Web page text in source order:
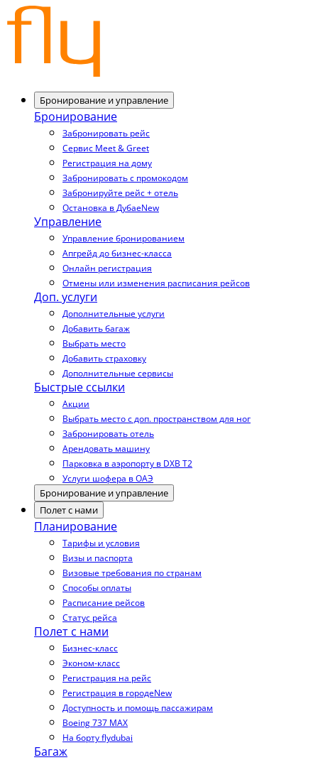
Бронирование и управление
Бронирование
Забронировать рейс
Сервис Meet & Greet
Регистрация на дому
Забронировать с промокодом
Забронируйте рейс + отель
Остановка в ДубаеNew
Управление
Управление бронированием
Апгрейд до бизнес-класса
Онлайн регистрация
Отмены или изменения расписания рейсов
Доп. услуги
Дополнительные услуги
Добавить багаж
Выбрать место
Добавить страховку
Дополнительные сервисы
Быстрые ссылки
Акции
Выбрать место с доп. пространством для ног
Забронировать отель
Арендовать машину
Парковка в аэропорту в DXB T2
Услуги шофера в ОАЭ
Бронирование и управление
Полет с нами
Планирование
Тарифы и условия
Визы и паспорта
Визовые требования по странам
Способы оплаты
Расписание рейсов
Статус рейса
Полет с нами
Бизнес-класс
Эконом-класс
Регистрация на рейс
Регистрация в городеNew
Доступность и помощь пассажирам
Boeing 737 MAX
На борту flydubai
Багаж